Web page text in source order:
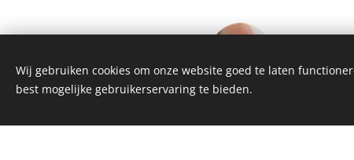
onze grote tevredenheid'
Wij gebruiken cookies om onze website goed te laten
best mogelijke gebruikerservaring te bieden.